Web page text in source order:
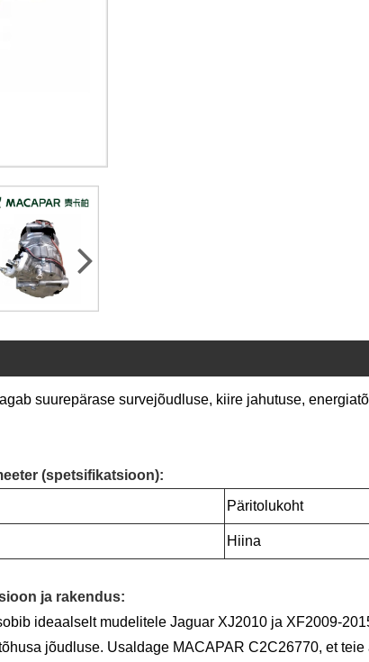
suurepärase survejõudluse, kiire jahutuse,
(spetsifikatsioon):
Päritolukoht
Hiina
ja rakendus:
ideaalselt mudelitele Jaguar XJ2010 ja XF2009-
jõudluse. Usaldage MACAPAR C2C26770, et